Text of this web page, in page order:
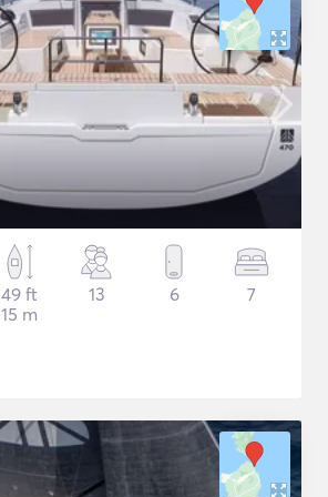
49 ft
15 m
13 6 7